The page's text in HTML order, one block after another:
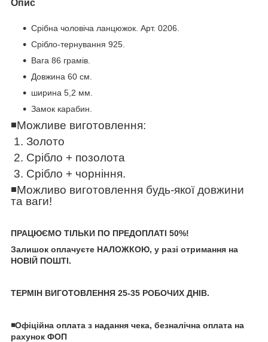
Опис
Срібна чоловіча ланцюжок. Арт. 0206.
Срібло-тернування 925.
Вага 86 грамів.
Довжина 60 см.
ширина 5,2 мм.
Замок карабин.
◾️Можливе виготовлення:
1. Золото
2. Срібло + позолота
3. Срібло + чорніння.
◾️Можливо виготовлення будь-якої довжини
та ваги!
ПРАЦЮЄМО ТІЛЬКИ ПО ПРЕДОПЛАТІ 50%!
Залишок оплачуєте НАЛОЖКОЮ, у разі отримання на
НОВІЙ ПОШТІ.
ТЕРМІН ВИГОТОВЛЕННЯ 25-35 РОБОЧИХ ДНІВ.
◾️Офіційна оплата з надання чека, безналічна оплата на
рахунок ФОП